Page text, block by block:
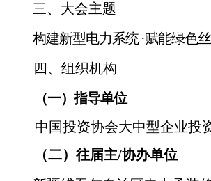
三、大会主题
构建新型电力系统 ·赋能绿色
四、组织机构
（一）指导单位
中国投资协会大中型企业投
（二）往届主/协办单位